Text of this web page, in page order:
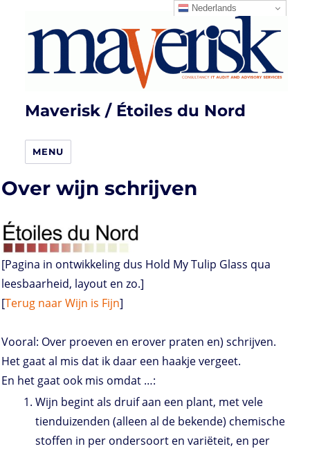
Maverisk / Étoiles du Nord
MENU
Over wijn schrijven
[Pagina in ontwikkeling dus Hold My Tulip Glass qua
leesbaarheid, layout en zo.]
[Terug naar Wijn is Fijn]
Vooral: Over proeven en erover praten en) schrijven.
Het gaat al mis dat ik daar een haakje vergeet.
En het gaat ook mis omdat …:
Wijn begint als druif aan een plant, met vele
tienduizenden (alleen al de bekende) chemische
stoffen in per ondersoort en variëteit, en per
Nederlands